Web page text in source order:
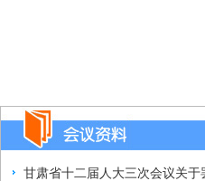
甘肃省十二届人大三次会议关于